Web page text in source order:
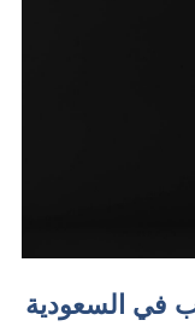
في السعودية